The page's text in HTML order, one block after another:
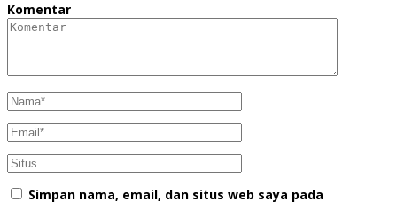
Komentar
Simpan nama, email, dan situs web saya pada